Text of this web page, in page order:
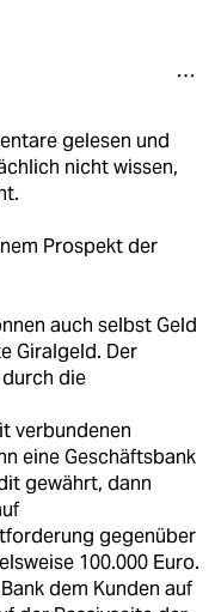
gelesen und
nicht wissen,
Prospekt der
auch selbst Geld
Giralgeld. Der
die
verbundenen
eine Geschäftsbank
gewährt, dann
gegenüber
100.000 Euro.
dem Kunden auf